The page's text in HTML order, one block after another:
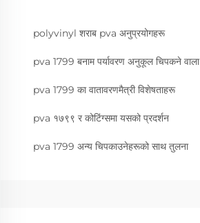
polyvinyl शराब pva अनुप्रयोगहरू
pva 1799 बनाम पर्यावरण अनुकूल चिपकने वाला
pva 1799 का वातावरणमैत्री विशेषताहरू
pva १७९९ र कोटिंग्समा यसको प्रदर्शन
pva 1799 अन्य चिपकाउनेहरूको साथ तुलना